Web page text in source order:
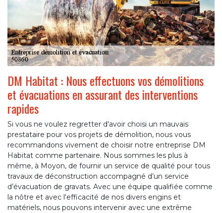
DM Habitat : Nous effectuons vos démolitions
et évacuations en assurant des interventions
rapides
Si vous ne voulez regretter d'avoir choisi un mauvais
prestataire pour vos projets de démolition, nous vous
recommandons vivement de choisir notre entreprise DM
Habitat comme partenaire. Nous sommes les plus à
même, à Moyon, de fournir un service de qualité pour tous
travaux de déconstruction accompagné d’un service
d’évacuation de gravats. Avec une équipe qualifiée comme
la nôtre et avec l‘efficacité de nos divers engins et
matériels, nous pouvons intervenir avec une extrême